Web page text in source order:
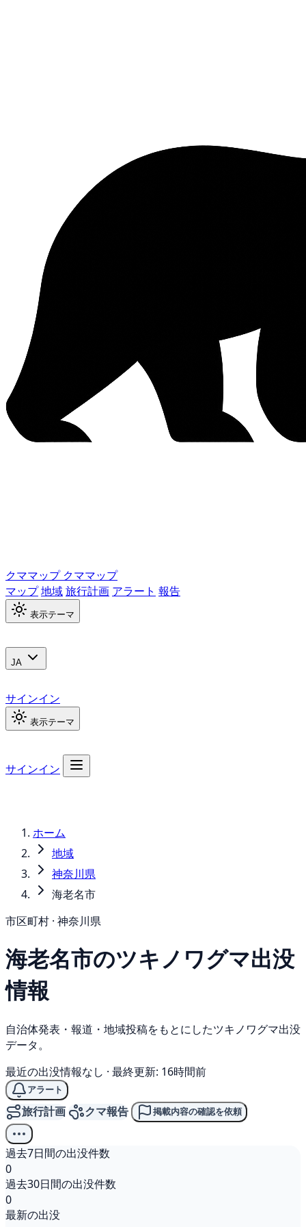
クママップ クママップ
マップ地域旅行計画 アラート 報告
表示テーマ
JA
サインイン
表示テーマ
サインイン
ホーム
地域
神奈川県
海老名市
市区町村 · 神奈川県
海老名市のツキノワグマ出没
情報
自治体発表・報道・地域投稿をもとにしたツキノワグマ出没
データ。
最近の出没情報なし · 最終更新: 16時間前
アラート
旅行計画 クマ報告 掲載内容の確認を依頼
過去7日間の出没件数
0
過去30日間の出没件数
0
最新の出没